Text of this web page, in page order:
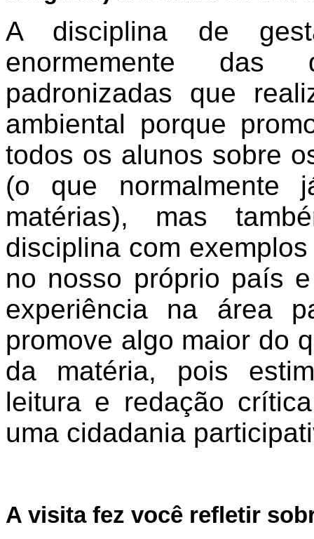
A disciplina de
enormemente das
padronizadas que
ambiental porque
todos os alunos sobre
(o que normalmente
matérias), mas
disciplina com
no nosso próprio país
experiência na área
promove algo maior do
da matéria, pois
leitura e redação
uma cidadania
A visita fez você refletir